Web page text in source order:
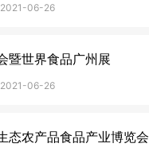
06-26
暨世界食品广州展
06-26
态农产品食品产业博览会